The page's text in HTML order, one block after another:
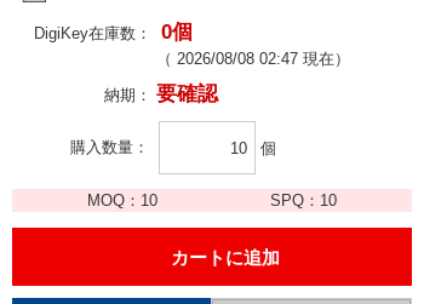
DigiKey在庫数： 0個
（ 2026/08/08 02:47 現在）
納期： 要確認
購入数量 個
MOQ： 10 SPQ： 10